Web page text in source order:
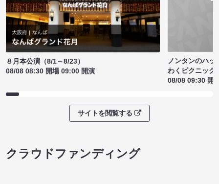
８月本公演（8/1～8/23）
08/08 08:30 開場 09:00 開演
ノンタンのハッ
わくピクニック
08/08 09:30 開
サイトを閲覧する
クラウドファンディング